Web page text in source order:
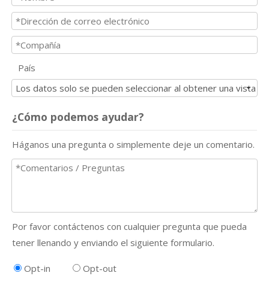
País
¿Cómo podemos ayudar?
Háganos una pregunta o simplemente deje un comentario.
Por favor contáctenos con cualquier pregunta que pueda
tener llenando y enviando el siguiente formulario.
Opt-in Opt-out